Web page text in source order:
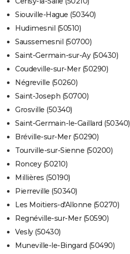
Siouville-Hague (50340)
Hudimesnil (50510)
Saussemesnil (50700)
Saint-Germain-sur-Ay (50430)
Coudeville-sur-Mer (50290)
Négreville (50260)
Saint-Joseph (50700)
Grosville (50340)
Saint-Germain-le-Gaillard (50340)
Bréville-sur-Mer (50290)
Tourville-sur-Sienne (50200)
Roncey (50210)
Millières (50190)
Pierreville (50340)
Les Moitiers-d'Allonne (50270)
Regnéville-sur-Mer (50590)
Vesly (50430)
Muneville-le-Bingard (50490)